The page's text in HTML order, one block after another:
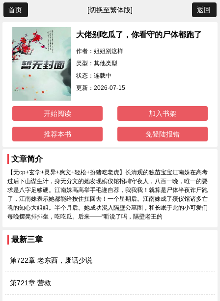
首页 [切换至繁体版] 返回
大佬别吃瓜了，你看守的尸体都跑了
作者：姐姐别这样
类型：其他类型
状态：连载中
更新：2026-07-15
开始阅读 加入书架
推荐本书 免登陆报错
文章简介
【无cp+玄学+灵异+爽文+轻松+扮猪吃老虎】长清观的独苗宝宝江南姝在高考
过后下山谋生计，身无分文的她发现殡仪馆招聘守夜人，八百一晚，唯一的要
求是八字足够硬。江南姝高高举手毛遂自荐，我我我！就算是尸体半夜诈尸跑
了，江南姝表示她都能给按住扛回去！一个星期后。江南姝成了殡仪馆诸多亡
魂的知心大姐姐。半个月后。她成功混入隔壁公墓圈，和长眠于此的小可爱们
每晚摆凳排排坐，吃吃瓜。后来——“听说了吗，隔壁老王的
最新三章
第722章 老东西，废话少说
第721章 营救